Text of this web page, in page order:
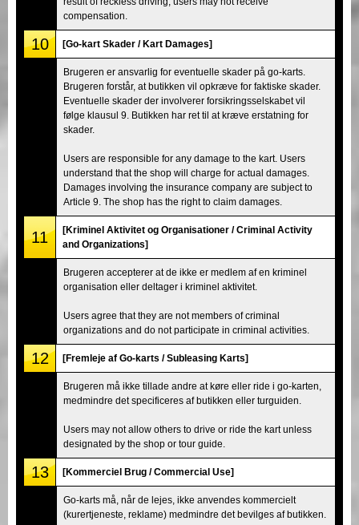
compensation.
10 [Go-kart Skader / Kart Damages]
Brugeren er ansvarlig for eventuelle skader på go-karts.
Brugeren forstår, at butikken vil opkræve for faktiske skader.
Eventuelle skader der involverer forsikringsselskabet vil
følge klausul 9. Butikken har ret til at kræve erstatning for
skader.
Users are responsible for any damage to the kart. Users
understand that the shop will charge for actual damages.
Damages involving the insurance company are subject to
Article 9. The shop has the right to claim damages.
11
[Kriminel Aktivitet og Organisationer / Criminal Activity
and Organizations]
Brugeren accepterer at de ikke er medlem af en kriminel
organisation eller deltager i kriminel aktivitet.
Users agree that they are not members of criminal
organizations and do not participate in criminal activities.
12 [Fremleje af Go-karts / Subleasing Karts]
Brugeren må ikke tillade andre at køre eller ride i go-karten,
medmindre det specificeres af butikken eller turguiden.
Users may not allow others to drive or ride the kart unless
designated by the shop or tour guide.
13 [Kommerciel Brug / Commercial Use]
Go-karts må, når de lejes, ikke anvendes kommercielt
(kurertjeneste, reklame) medmindre det bevilges af butikken.